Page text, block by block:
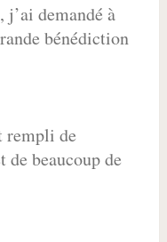
demandé à
bénédiction
rempli de
de beaucoup de